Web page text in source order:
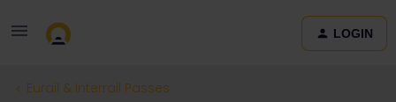
LOGIN
Eurail & Interrail Passes